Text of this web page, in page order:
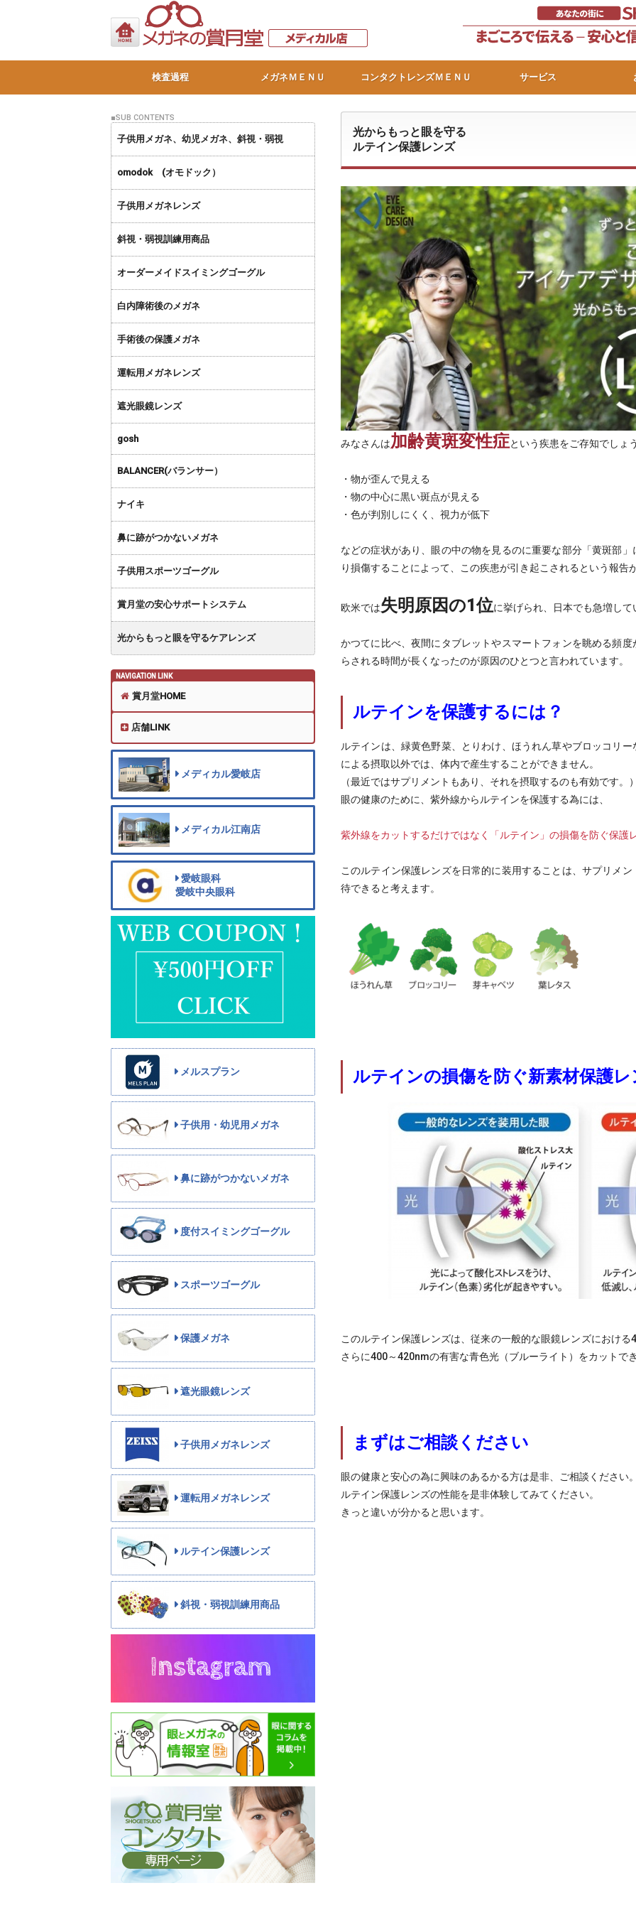
検査過程 メガネＭＥＮＵ コンタクトレンズＭＥＮＵ サービス
光からもっと眼を守る
ルテイン保護レンズ
みなさんは加齢黄斑変性症という疾患をご存知でしょ
・物が歪んで見える
・物の中心に黒い斑点が見える
・色が判別しにくく、視力が低下
などの症状があり、眼の中の物を見るのに重要な部分「黄斑部
り損傷することによって、この疾患が引き起こされるという報告
欧米では失明原因の1位に挙げられ、日本でも急増して
かつてに比べ、夜間にタブレットやスマートフォンを眺める頻
らされる時間が長くなったのが原因のひとつと言われています。
ルテインを保護するには？
ルテインは、緑黄色野菜、とりわけ、ほうれん草やブロッコリ
による摂取以外では、体内で産生することができません。
（最近ではサプリメントもあり、それを摂取するのも有効です。
眼の健康のために、紫外線からルテインを保護する為には、
紫外線をカットするだけではなく「ルテイン」の損傷を防ぐ保護
このルテイン保護レンズを日常的に装用することは、サプリメ
待できると考えます。
ルテインの損傷を防ぐ新素材保護レ
このルテイン保護レンズは、従来の一般的な眼鏡レンズにおけ
さらに400～420nmの有害な青色光（ブルーライト）をカットで
子供用メガネ、幼児メガネ、斜視・弱視
omodok (オモドック）
子供用メガネレンズ
斜視・弱視訓練用商品
オーダーメイドスイミングゴーグル
白内障術後のメガネ
手術後の保護メガネ
運転用メガネレンズ
遮光眼鏡レンズ
gosh
BALANCER(バランサー）
ナイキ
鼻に跡がつかないメガネ
子供用スポーツゴーグル
賞月堂の安心サポートシステム
光からもっと眼を守るケアレンズ
NAVIGATION LINK
賞月堂HOME
店舗LINK
メディカル愛岐店
メディカル江南店
愛岐眼科
愛岐中央眼科
メルスプラン
子供用・幼児用メガネ
鼻に跡がつかないメガネ
度付スイミングゴーグル
スポーツゴーグル
保護メガネ
遮光眼鏡レンズ
子供用メガネレンズ
運転用メガネレンズ
ルテイン保護レンズ
斜視・弱視訓練用商品
まずはご相談ください
眼の健康と安心の為に興味のあるかる方は是非、ご相談ください
ルテイン保護レンズの性能を是非体験してみてください。
きっと違いが分かると思います。